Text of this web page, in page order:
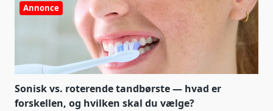
Annonce
Sonisk vs. roterende tandbørste — hvad er
forskellen, og hvilken skal du vælge?